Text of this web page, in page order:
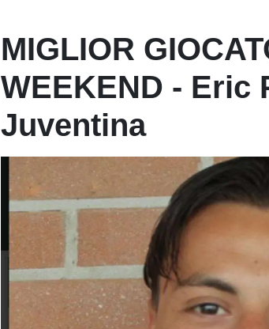
MIGLIOR
WEEKEND - Eric
Juventina